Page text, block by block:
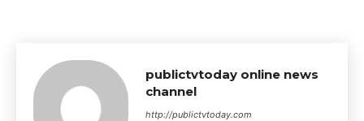
publictvtoday online news
channel
http://publictvtoday.com